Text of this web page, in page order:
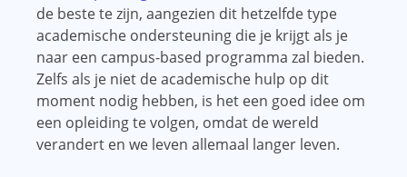
de beste te zijn, aangezien dit hetzelfde type
academische ondersteuning die je krijgt als je
naar een campus-based programma zal bieden.
Zelfs als je niet de academische hulp op dit
moment nodig hebben, is het een goed idee om
een ​​opleiding te volgen, omdat de wereld
verandert en we leven allemaal langer leven.